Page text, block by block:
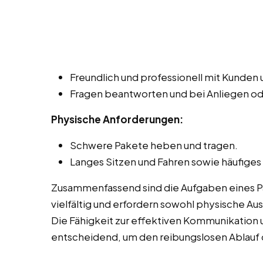
Freundlich und professionell mit Kunden
Fragen beantworten und bei Anliegen
Physische Anforderungen:
Schwere Pakete heben und tragen.
Langes Sitzen und Fahren sowie
Zusammenfassend sind die Aufgaben eines
vielfältig und erfordern sowohl physische
Die Fähigkeit zur effektiven Kommunikation
entscheidend, um den reibungslosen